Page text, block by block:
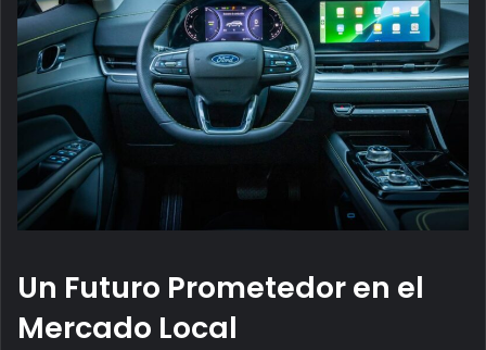
Un Futuro Prometedor en el
Mercado Local